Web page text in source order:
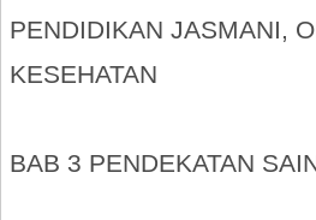
PENDIDIKAN JASMANI,
KESEHATAN
BAB 3 PENDEKATAN